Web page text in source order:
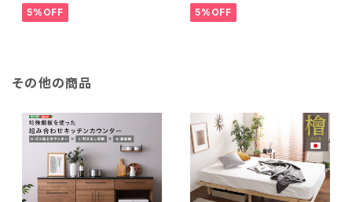
5%OFF
ペトラ- SH-08-PTR90
5%OFF
その他の商品